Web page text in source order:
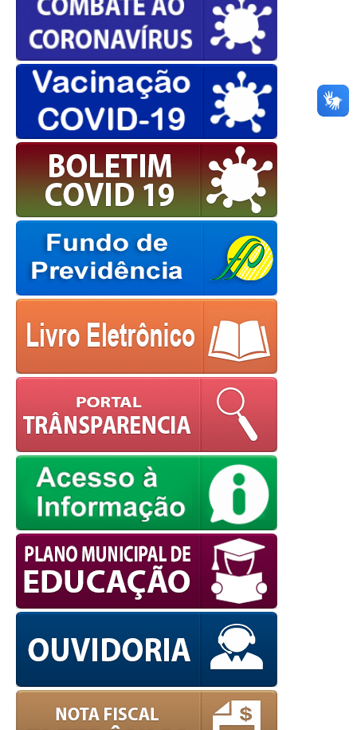
OK
European Commission |
Cookies Policy
powered by WPCookiePro